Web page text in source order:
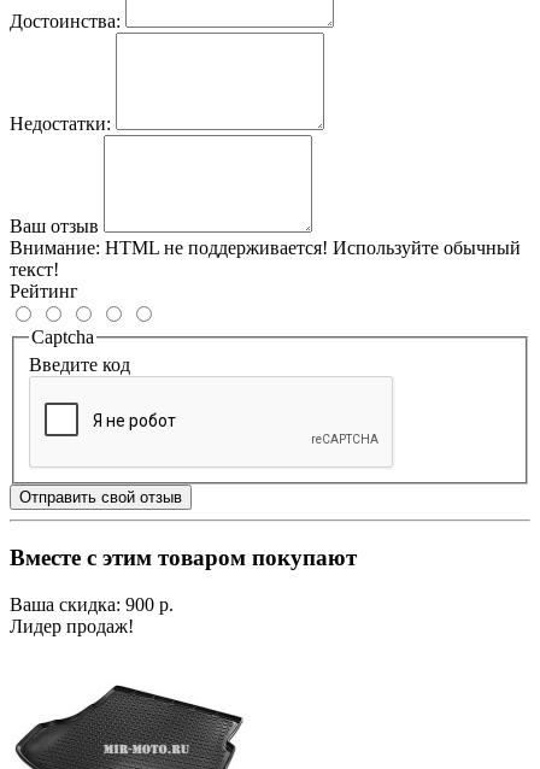
Достоинства:
Недостатки:
Ваш отзыв
Внимание: HTML не поддерживается! Используйте обычный
текст!
Рейтинг
Captcha
Введите код
Отправить свой отзыв
Вместе с этим товаром покупают
Ваша скидка: 900 р.
Лидер продаж!